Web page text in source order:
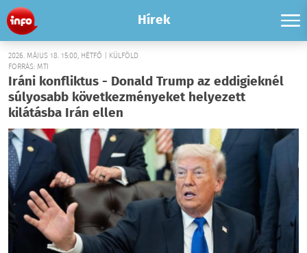
Hírek
2026. MÁJUS 18. 15:00, HÉTFŐ | KÜLFÖLD
FORRÁS: MTI
Iráni konfliktus - Donald Trump az eddigieknél
súlyosabb következményeket helyezett
kilátásba Irán ellen